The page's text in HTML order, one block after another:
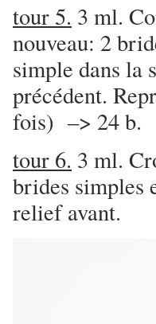
tour 5. 3 ml.
nouveau: 2
simple dans la
précédent.
fois) –> 24 b.
tour 6. 3 ml.
brides simples
relief avant.